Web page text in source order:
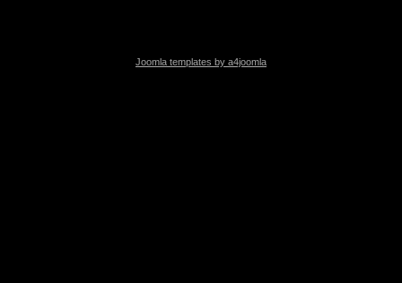
Joomla templates by a4joomla